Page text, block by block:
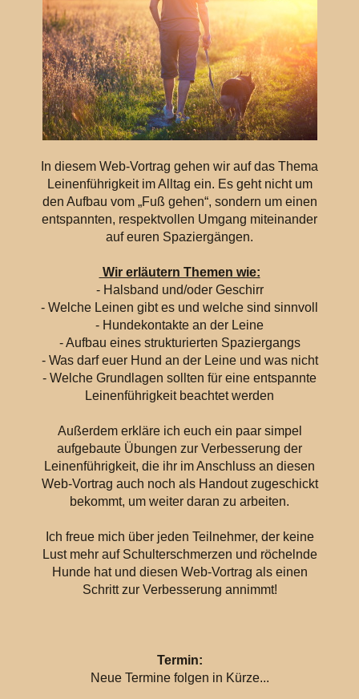
In diesem Web-Vortrag gehen wir auf das Thema
Leinenführigkeit im Alltag ein. Es geht nicht um
den Aufbau vom „Fuß gehen“, sondern um einen
entspannten, respektvollen Umgang miteinander
auf euren Spaziergängen.
Wir erläutern Themen wie:
- Halsband und/oder Geschirr
- Welche Leinen gibt es und welche sind sinnvoll
- Hundekontakte an der Leine
- Aufbau eines strukturierten Spaziergangs
- Was darf euer Hund an der Leine und was nicht
- Welche Grundlagen sollten für eine entspannte
Leinenführigkeit beachtet werden
Außerdem erkläre ich euch ein paar simpel
aufgebaute Übungen zur Verbesserung der
Leinenführigkeit, die ihr im Anschluss an diesen
Web-Vortrag auch noch als Handout zugeschickt
bekommt, um weiter daran zu arbeiten.
Ich freue mich über jeden Teilnehmer, der keine
Lust mehr auf Schulterschmerzen und röchelnde
Hunde hat und diesen Web-Vortrag als einen
Schritt zur Verbesserung annimmt!
Termin:
Neue Termine folgen in Kürze...